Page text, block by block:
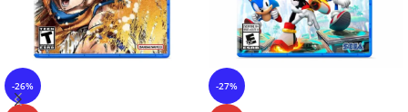
-26% -27%